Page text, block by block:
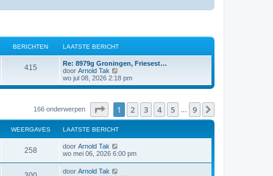
BERICHTEN LAATSTE BERICHT
415
Re: 8979g Groningen, Friesest…
door Arnold Tak
e
k
k
l
a
a
t
e
b
wo jul 08, 2026 2:18 pm
166 onderwerpen Pagina1 van 9
1 2 3 4 5 9
WEERGAVES LAATSTE BERICHT
258 door Arnold Tak
wo mei 06, 2026 6:00 pm
door Arnold Tak